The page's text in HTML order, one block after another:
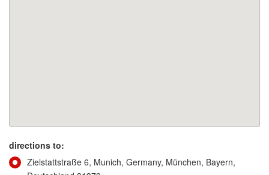
directions to:
Zielstattstraße 6, Munich, Germany, München, Bayern,